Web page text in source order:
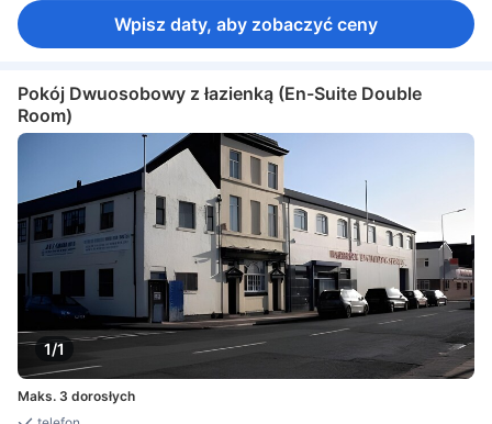
Wpisz daty, aby zobaczyć ceny
Pokój Dwuosobowy z łazienką (En-Suite Double
Room)
1/1
Maks. 3 dorosłych